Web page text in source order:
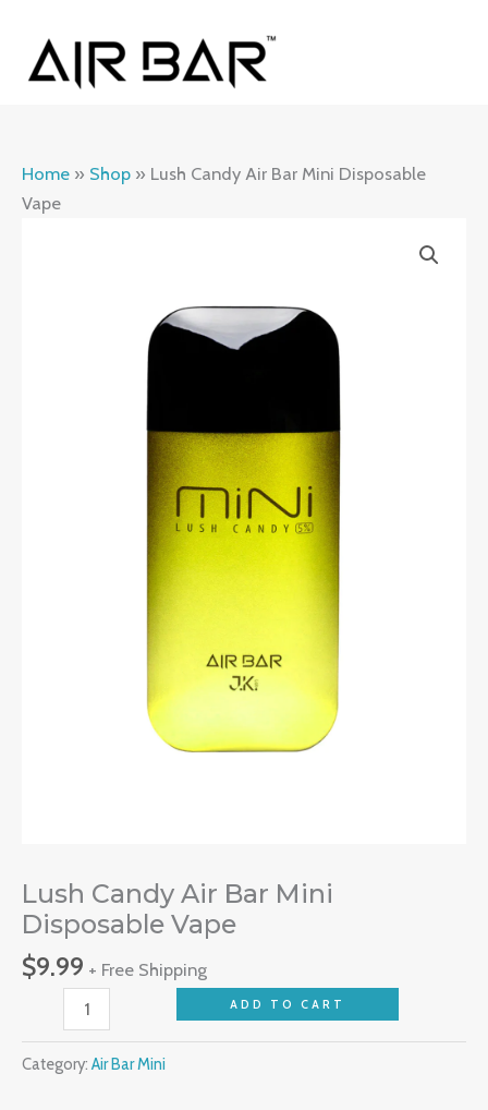
content
Home » Shop » Lush Candy Air Bar Mini Disposable
Vape
Lush Candy Air Bar Mini
Disposable Vape
$9.99 + Free Shipping
ADD TO CART
Category: Air Bar Mini